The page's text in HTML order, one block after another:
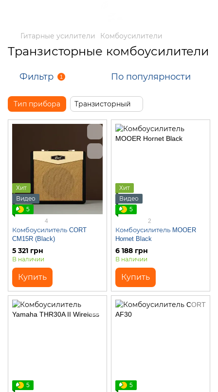
Гитарные усилители Комбоусилители
Транзисторные комбоусилители
Фильтр 1 По популярности
Тип прибора Транзисторный
Хит
Видео
5
4
Комбоусилитель CORT
CM15R (Black)
5 321 грн
В наличии
Купить
Хит
Видео
5
2
Комбоусилитель MOOER
Hornet Black
6 188 грн
В наличии
Купить
5
5